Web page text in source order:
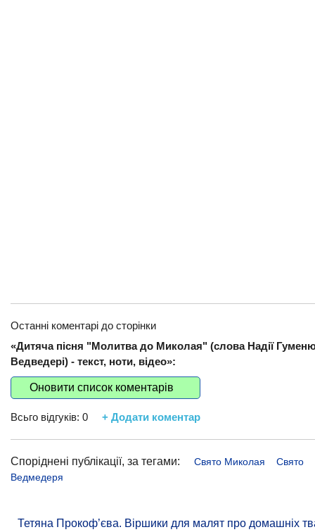
Останні коментарі до сторінки
«Дитяча пісня "Молитва до Миколая" (слова Надії
Ведведері) - текст, ноти, відео»:
Оновити список коментарів
Всьго відгуків: 0 + Додати коментар
Споріднені публікації, за тегами: Свято Миколая
Свято
Ведмедеря
Тетяна Прокоф’єва. Віршики для малят про домашніх